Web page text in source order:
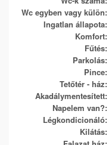
Wc egyben vagy külön:
Ingatlan állapota:
Komfort:
Fűtés:
Parkolás:
Pince:
Tetőtér - ház:
Akadálymentesített:
Napelem van?:
Légkondicionáló:
Kilátás: